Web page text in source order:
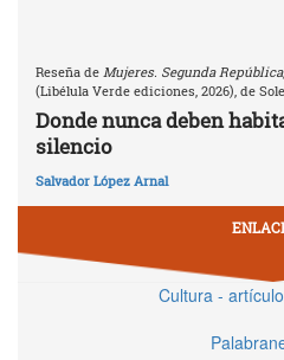
Reseña de Mujeres. Segunda
(Libélula Verde ediciones, 2026), de
Donde nunca deben
silencio
Salvador López Arnal
Cultura -